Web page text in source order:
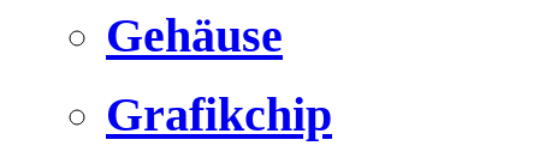
Gehäuse
Grafikchip